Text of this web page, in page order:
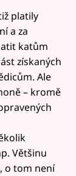
platily
a za
katům
získaných
Ale
– kromě
Většinu
o tom není